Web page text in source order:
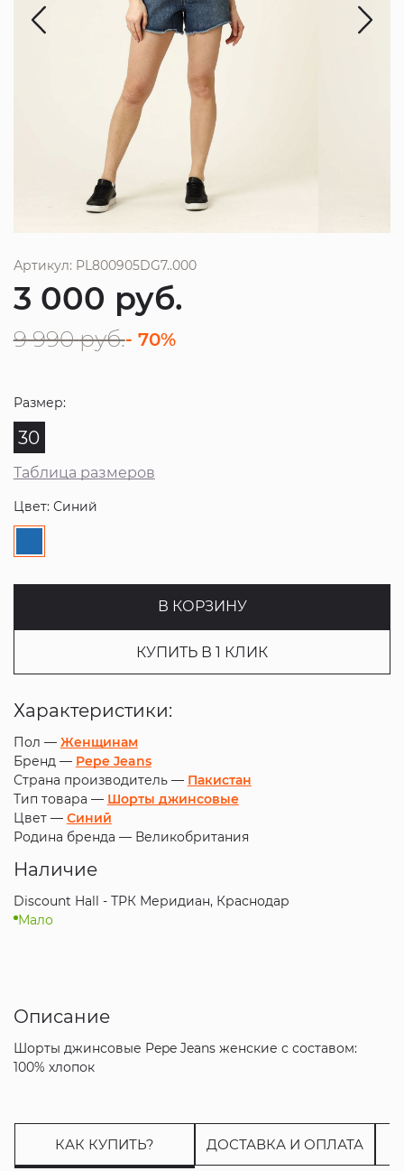
Артикул: PL800905DG7..000
3 000 руб.
9 990 руб.- 70%
Размер:
30
Таблица размеров
Цвет: Синий
В КОРЗИНУ
КУПИТЬ В 1 КЛИК
Характеристики:
Пол — Женщинам
Бренд — Pepe Jeans
Страна производитель — Пакистан
Тип товара — Шорты джинсовые
Цвет — Синий
Родина бренда — Великобритания
Наличие
Discount Hall - ТРК Меридиан, Краснодар
Мало
Описание
Шорты джинсовые Pepe Jeans женские с составом:
100% хлопок
КАК КУПИТЬ? ДОСТАВКА И ОПЛАТА